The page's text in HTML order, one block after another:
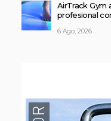
AirTrack Gym
profesional
6 Ago, 2026